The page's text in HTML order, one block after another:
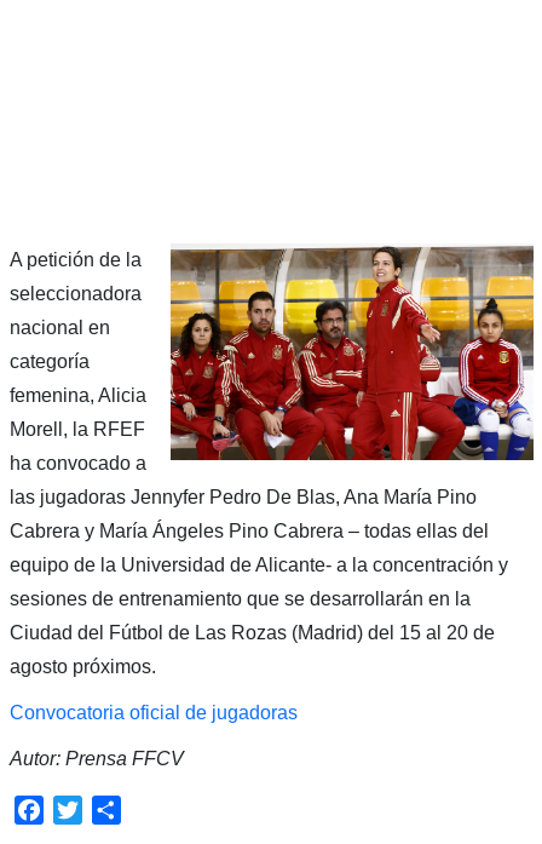
A petición de la
seleccionadora
nacional en
categoría
femenina, Alicia
Morell, la RFEF
ha convocado a
las jugadoras Jennyfer Pedro De Blas, Ana María Pino
Cabrera y María Ángeles Pino Cabrera – todas ellas del
equipo de la Universidad de Alicante- a la concentración y
sesiones de entrenamiento que se desarrollarán en la
Ciudad del Fútbol de Las Rozas (Madrid) del 15 al 20 de
agosto próximos.
Convocatoria oficial de jugadoras
Autor: Prensa FFCV
Facebook
Twitter